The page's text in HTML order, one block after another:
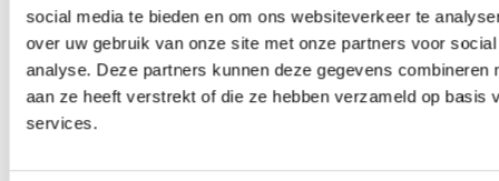
social media te bieden en om ons websiteverkeer te
over uw gebruik van onze site met onze partners voor
analyse. Deze partners kunnen deze gegevens combineren
aan ze heeft verstrekt of die ze hebben verzameld op basis
services.
Home
Activiteiten
Werken bij
Onze cases
Over ons
Contact
Contact